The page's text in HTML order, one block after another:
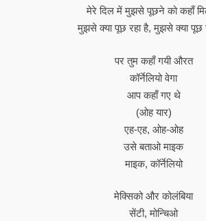
मेरे दिल में मुझसे पूछने को कहाँ
मुझसे क्या पूछ रहा है, मुझसे क्या पूछ
पर तुम कहाँ गयी औरत
कॉर्नेलियो वेगा
आप कहाँ गए थे
(ओह यार)
एह-एह, ओह-ओह
उसे बताओ माइक
माइक, कॉर्नेलियो
मेक्सिको और कोलंबिया
सेंटी, मोन्चिओ